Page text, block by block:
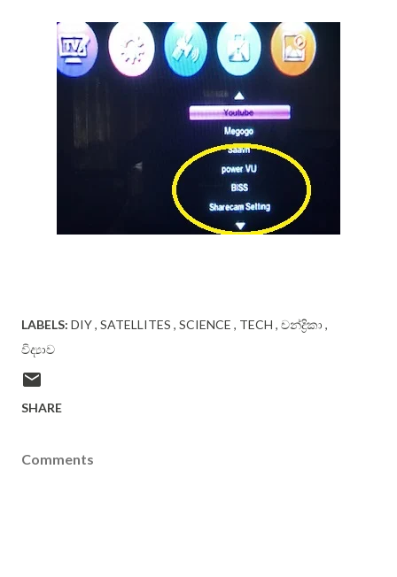
LABELS: DIY SATELLITES SCIENCE TECH චන්ද්‍රිකා
විද්‍යාව
SHARE
Comments